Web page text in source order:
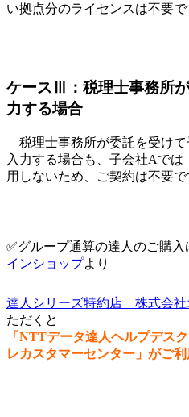
い拠点分のライセンスは不要で
ケースⅢ：税理士事務所
力する場合
税理士事務所が委託を受け
入力する場合も、子会社Aでは
用しないため、ご契約は不要で
✅グループ通算の達人のご購入
インショップより
達人シリーズ特約店 株式会社
ただくと
「NTTデータ達人ヘルプデス
レカスタマーセンター」がご利